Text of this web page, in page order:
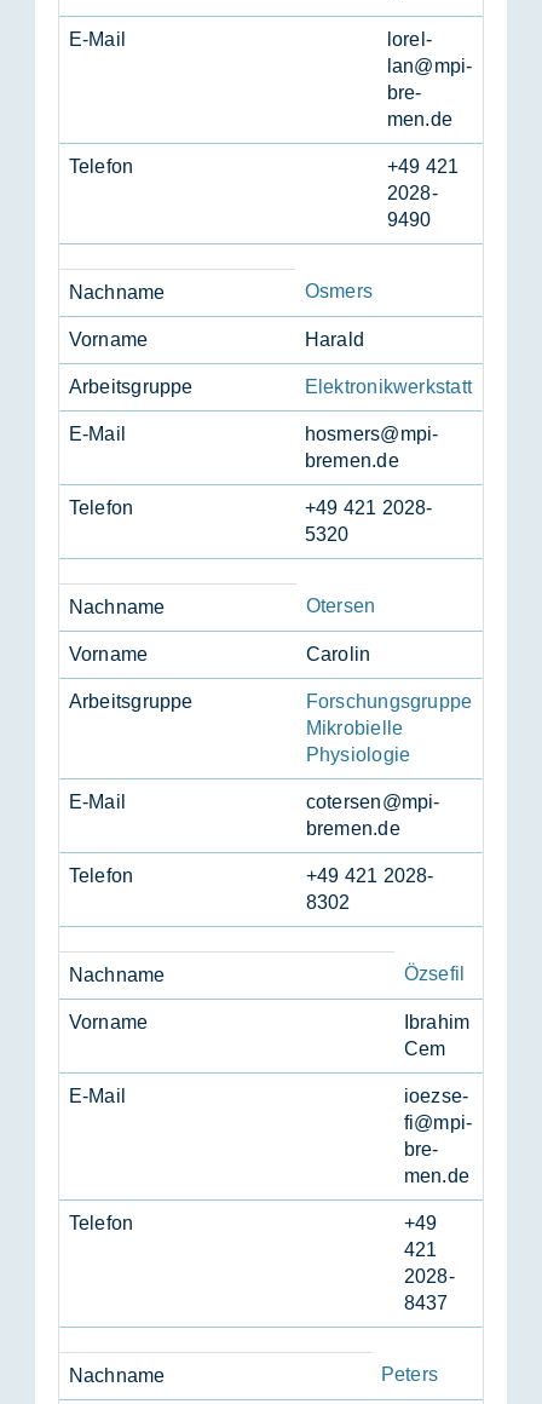
E-Mail
lo­rel­
lan@mpi-
bre­
men.de
Te­le­fon
+49 421
2028-
9490
Nach­na­me Osmers
Vor­na­me Ha­rald
Ar­beits­grup­pe Elektronikwerkstatt
E-Mail
hos­mers@mpi-
bre­men.de
Te­le­fon
+49 421 2028-
5320
Nach­na­me Otersen
Vor­na­me Ca­ro­lin
Ar­beits­grup­pe
Forschungsgruppe
Mikrobielle
Physiologie
E-Mail
coter­sen@mpi-
bre­men.de
Te­le­fon
+49 421 2028-
8302
Nach­na­me Özsefil
Vor­na­me
Ibra­him
Cem
E-Mail
io­ez­se­
fi@mpi-
bre­
men.de
Te­le­fon
+49
421
2028-
8437
Nach­na­me Peters